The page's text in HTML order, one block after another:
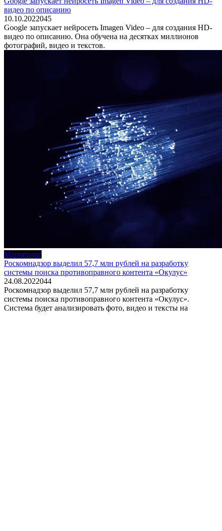
видео по описанию
10.10.2022045
Google запускает нейросеть Imagen Video – для создания HD-
видео по описанию. Она обучена на десятках миллионов
фотографий, видео и текстов.
Маркетинг
Роскомнадзор выделил 57,7 млн рублей на разработку
системы поиска противоправного контента «Окулус»
24.08.2022044
Роскомнадзор выделил 57,7 млн рублей на разработку
системы поиска противоправного контента «Окулус».
Система будет анализировать фото, видео и тексты на